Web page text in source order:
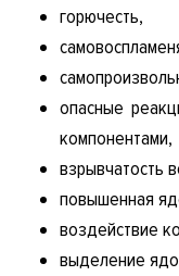
горючесть,
опасные
компонентами,
взрывчатость
повышенная
воздействие
выделение